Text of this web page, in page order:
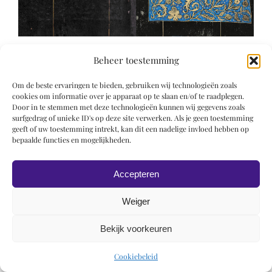
Beheer toestemming
Om de beste ervaringen te bieden, gebruiken wij technologieën zoals
cookies om informatie over je apparaat op te slaan en/of te raadplegen.
Door in te stemmen met deze technologieën kunnen wij gegevens zoals
surfgedrag of unieke ID's op deze site verwerken. Als je geen toestemming
geeft of uw toestemming intrekt, kan dit een nadelige invloed hebben op
bepaalde functies en mogelijkheden.
Accepteren
Weiger
Bekijk voorkeuren
Cookiebeleid
© 2019 Roel Wiechers | Powered byROCK Design